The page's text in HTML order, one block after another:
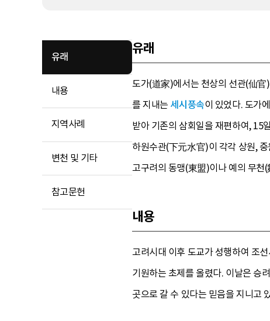
유래
내용
지역사례
변천 및 기타
참고문헌
유래
도가(道家)에서는 천상의 선관(仙官
를 지내는 세시풍속이 있었다. 도가
받아 기존의 삼회일을 재편하여,
하원수관(下元水官)이 각각 상원,
고구려의 동맹(東盟)이나 예의 무천
내용
고려시대 이후 도교가 성행하여 조
기원하는 초제를 올렸다. 이날은 승
곳으로 갈 수 있다는 믿음을 지니고